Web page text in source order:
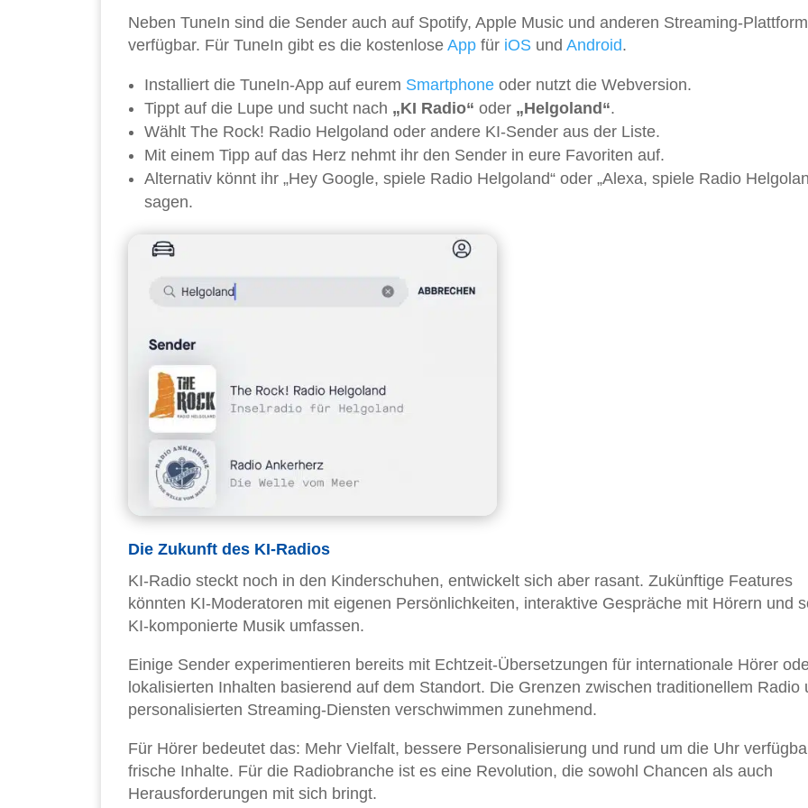
Neben TuneIn sind die Sender auch auf Spotify, Apple Music und anderen Streaming-
verfügbar. Für TuneIn gibt es die kostenlose App für iOS und Android.
Installiert die TuneIn-App auf eurem Smartphone oder nutzt die Webversion.
Tippt auf die Lupe und sucht nach „KI Radio“ oder „Helgoland“.
Wählt The Rock! Radio Helgoland oder andere KI-Sender aus der Liste.
Mit einem Tipp auf das Herz nehmt ihr den Sender in eure Favoriten auf.
Alternativ könnt ihr „Hey Google, spiele Radio Helgoland“ oder „Alexa, spiele Radio
sagen.
Die Zukunft des KI-Radios
KI-Radio steckt noch in den Kinderschuhen, entwickelt sich aber rasant. Zukünftige Features
könnten KI-Moderatoren mit eigenen Persönlichkeiten, interaktive Gespräche mit Hörern und
KI-komponierte Musik umfassen.
Einige Sender experimentieren bereits mit Echtzeit-Übersetzungen für internationale Hörer
lokalisierten Inhalten basierend auf dem Standort. Die Grenzen zwischen traditionellem Radio
personalisierten Streaming-Diensten verschwimmen zunehmend.
Für Hörer bedeutet das: Mehr Vielfalt, bessere Personalisierung und rund um die Uhr
frische Inhalte. Für die Radiobranche ist es eine Revolution, die sowohl Chancen als auch
Herausforderungen mit sich bringt.